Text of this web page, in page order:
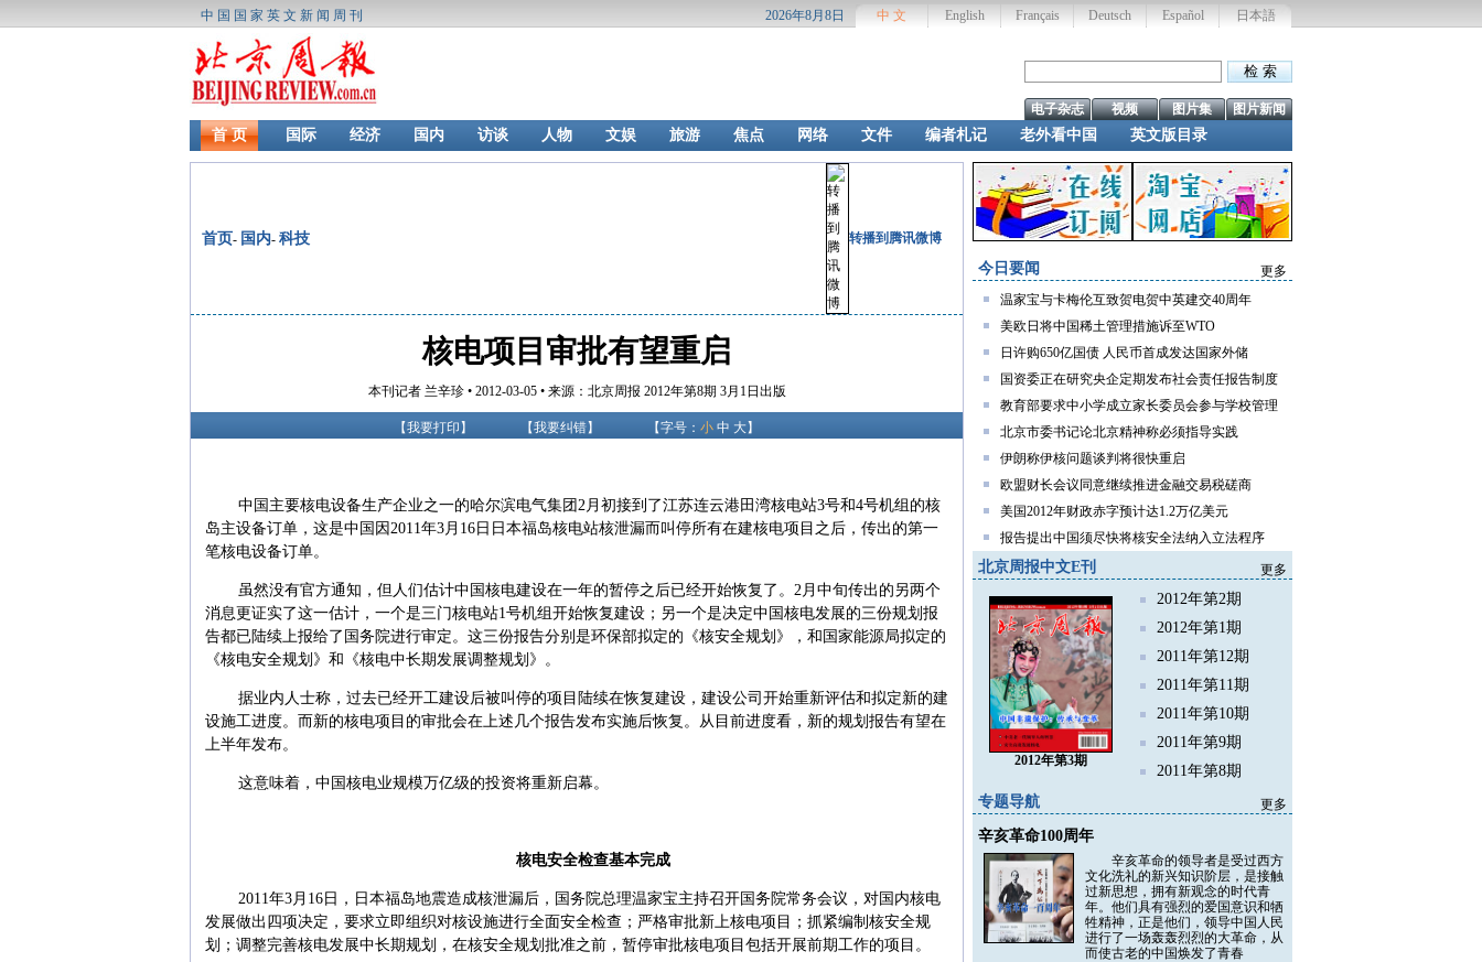
中国国家英文新闻周刊 日本語
Español
Deutsch
Français
English
中 文
2026年8月8日
图片新闻
图片集
视频
电子杂志
首 页 国际 经济 国内 访谈 人物 文娱 旅游 焦点 网络 文件 编者札记 老外看中国 英文版目录
首页- 国内- 科技 转播到腾讯微博
核电项目审批有望重启
本刊记者 兰辛珍 • 2012-03-05 • 来源：北京周报 2012年第8期 3月1日出版
【我要打印 】 【我要纠错】 【字号： 小 中 大】
中国主要核电设备生产企业之一的哈尔滨电气集团2月初接到了江苏连云港田湾核电站3号和4号机组的核
岛主设备订单，这是中国因2011年3月16日日本福岛核电站核泄漏而叫停所有在建核电项目之后，传出的第一
笔核电设备订单。
虽然没有官方通知，但人们估计中国核电建设在一年的暂停之后已经开始恢复了。2月中旬传出的另两个
消息更证实了这一估计，一个是三门核电站1号机组开始恢复建设；另一个是决定中国核电发展的三份规划报
告都已陆续上报给了国务院进行审定。这三份报告分别是环保部拟定的《核安全规划》，和国家能源局拟定的
《核电安全规划》和《核电中长期发展调整规划》。
据业内人士称，过去已经开工建设后被叫停的项目陆续在恢复建设，建设公司开始重新评估和拟定新的建
设施工进度。而新的核电项目的审批会在上述几个报告发布实施后恢复。从目前进度看，新的规划报告有望在
上半年发布。
这意味着，中国核电业规模万亿级的投资将重新启幕。
核电安全检查基本完成
2011年3月16日，日本福岛地震造成核泄漏后，国务院总理温家宝主持召开国务院常务会议，对国内核电
发展做出四项决定，要求立即组织对核设施进行全面安全检查；严格审批新上核电项目；抓紧编制核安全规
划；调整完善核电发展中长期规划，在核安全规划批准之前，暂停审批核电项目包括开展前期工作的项目。
今日要闻
更多
温家宝与卡梅伦互致贺电贺中英建交40周年
美欧日将中国稀土管理措施诉至WTO
日许购650亿国债 人民币首成发达国家外储
国资委正在研究央企定期发布社会责任报告制度
教育部要求中小学成立家长委员会参与学校管理
北京市委书记论北京精神称必须指导实践
伊朗称伊核问题谈判将很快重启
欧盟财长会议同意继续推进金融交易税磋商
美国2012年财政赤字预计达1.2万亿美元
报告提出中国须尽快将核安全法纳入立法程序
北京周报中文E刊 更多
2012年第3期
2012年第2期
2012年第1期
2011年第12期
2011年第11期
2011年第10期
2011年第9期
2011年第8期
专题导航
更多
辛亥革命100周年
辛亥革命的领导者是受过西方
文化洗礼的新兴知识阶层，是接触
过新思想，拥有新观念的时代青
年。他们具有强烈的爱国意识和牺
牲精神，正是他们，领导中国人民
进行了一场轰轰烈烈的大革命，从
而使古老的中国焕发了青春